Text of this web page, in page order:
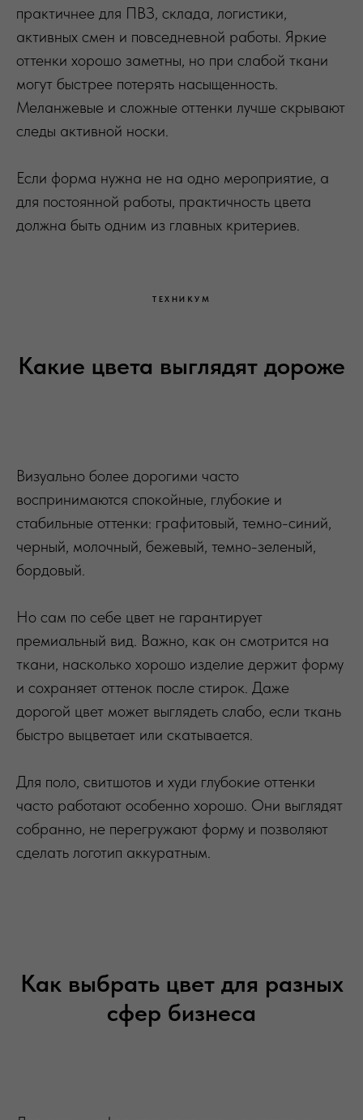
практичнее для ПВЗ, склада, логистики,
активных смен и повседневной работы. Яркие
оттенки хорошо заметны, но при слабой ткани
могут быстрее потерять насыщенность.
Меланжевые и сложные оттенки лучше скрывают
следы активной носки.
Если форма нужна не на одно мероприятие, а
для постоянной работы, практичность цвета
должна быть одним из главных критериев.
ТЕХНИКУМ
Какие цвета выглядят дороже
Визуально более дорогими часто
воспринимаются спокойные, глубокие и
стабильные оттенки: графитовый, темно-синий,
черный, молочный, бежевый, темно-зеленый,
бордовый.
Но сам по себе цвет не гарантирует
премиальный вид. Важно, как он смотрится на
ткани, насколько хорошо изделие держит форму
и сохраняет оттенок после стирок. Даже
дорогой цвет может выглядеть слабо, если ткань
быстро выцветает или скатывается.
Для поло, свитшотов и худи глубокие оттенки
часто работают особенно хорошо. Они выглядят
собранно, не перегружают форму и позволяют
сделать логотип аккуратным.
Как выбрать цвет для разных
сфер бизнеса